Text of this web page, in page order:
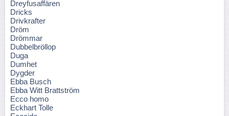
Dreyfusaffären
Dricks
Drivkrafter
Dröm
Drömmar
Dubbelbröllop
Duga
Dumhet
Dygder
Ebba Busch
Ebba Witt Brattström
Ecco homo
Eckhart Tolle